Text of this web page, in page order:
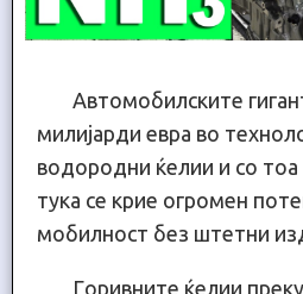
Автомобилските
милијарди евра во
водородни ќелии и со тоа
тука се крие огромен
мобилност без штетни
Гopивнитe ќeлии